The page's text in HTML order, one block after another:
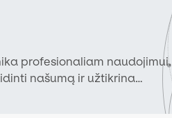
profesionaliam naudojimui.
našumą ir užtikrina